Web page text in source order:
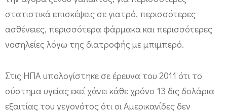
στατιστικά επισκέψεις σε γιατρό, περισσότερες
ασθένειες, περισσότερα φάρμακα και περισσότερες
νοσηλείες λόγω της διατροφής με μπιμπερό.
Στις ΗΠΑ υπολογίστηκε σε έρευνα του 2011 ότι το
σύστημα υγείας εκεί χάνει κάθε χρόνο 13 δις δολάρια
εξαιτίας του γεγονότος ότι οι Αμερικανίδες δεν